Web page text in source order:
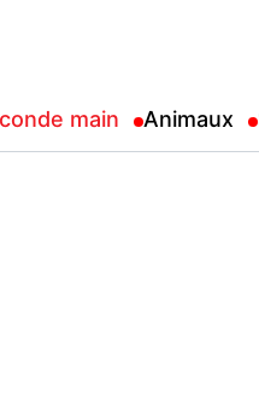
main Animaux